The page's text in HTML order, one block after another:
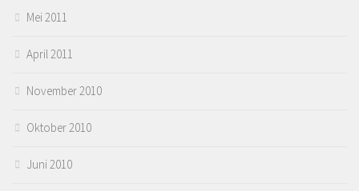
Mei 2011
April 2011
November 2010
Oktober 2010
Juni 2010